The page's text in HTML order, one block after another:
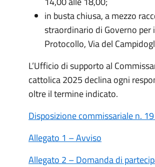
in busta chiusa, a mezzo
straordinario di Governo per
Protocollo, Via del
L’Ufficio di supporto al
cattolica 2025 declina ogni
oltre il termine indicato.
Disposizione commissariale n.
Allegato 1 – Avviso
Allegato 2 – Domanda di